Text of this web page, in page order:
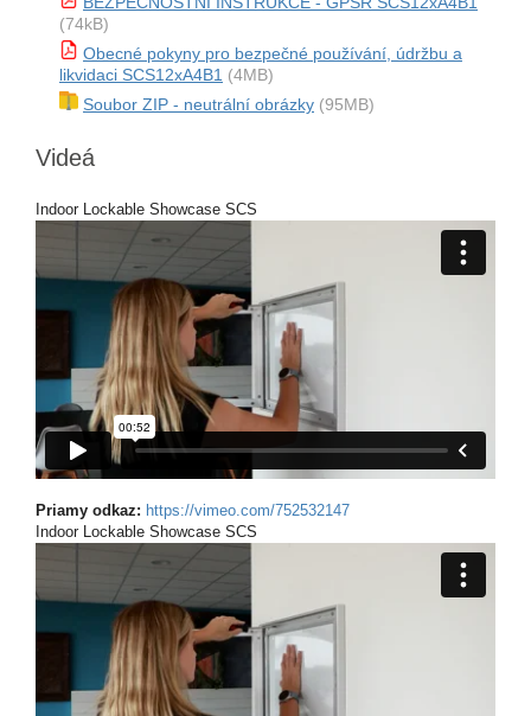
(74kB)
Obecné pokyny pro bezpečné používání, údržbu a
likvidaci SCS12xA4B1 (4MB)
Soubor ZIP - neutrální obrázky (95MB)
Videá
Indoor Lockable Showcase SCS
Priamy odkaz: https://vimeo.com/752532147
Indoor Lockable Showcase SCS